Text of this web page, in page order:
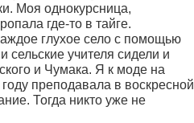
Моя однокурсница,
где-то в тайге.
глухое село с помощью
учителя сидели и
и Чумака. Я к моде на
преподавала в воскресной
Тогда никто уже не